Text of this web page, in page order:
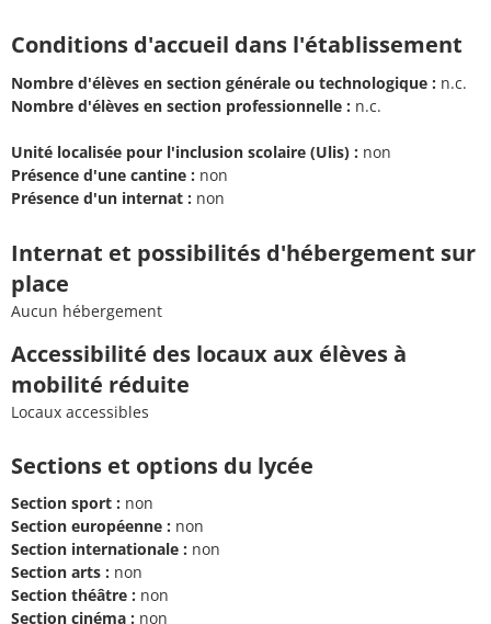
Conditions d'accueil dans l'établissement
Nombre d'élèves en section générale ou technologique : n.c.
Nombre d'élèves en section professionnelle : n.c.
Unité localisée pour l'inclusion scolaire (Ulis) : non
Présence d'une cantine : non
Présence d'un internat : non
Internat et possibilités d'hébergement sur
place
Aucun hébergement
Accessibilité des locaux aux élèves à
mobilité réduite
Locaux accessibles
Sections et options du lycée
Section sport : non
Section européenne : non
Section internationale : non
Section arts : non
Section théâtre : non
Section cinéma : non